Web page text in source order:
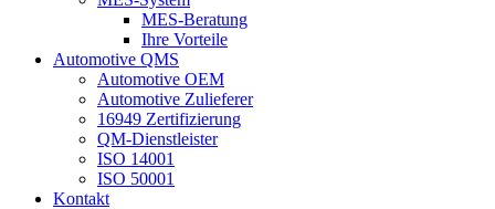
MES-Beratung
Ihre Vorteile
Automotive QMS
Automotive OEM
Automotive Zulieferer
16949 Zertifizierung
QM-Dienstleister
ISO 14001
ISO 50001
Kontakt